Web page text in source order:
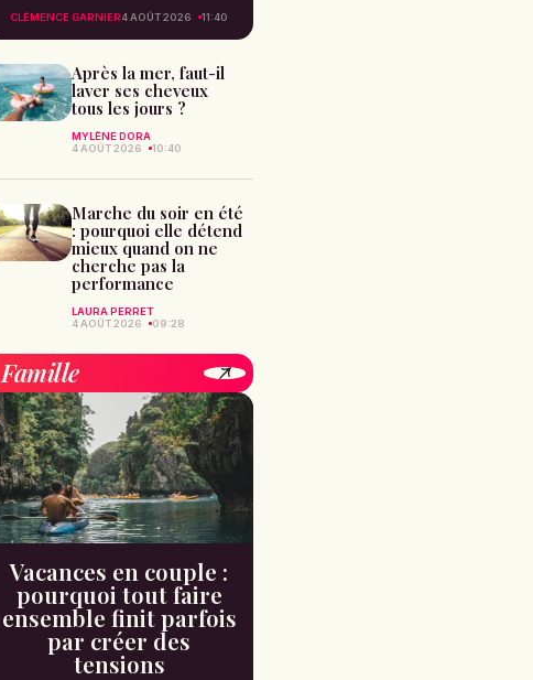
CLÉMENCE GARNIER4 AOÛT 2026 11:40
Après la mer, faut-il
laver ses cheveux
tous les jours ?
MYLÈNE DORA
4 AOÛT 2026
10:40
Marche du soir en été
: pourquoi elle détend
mieux quand on ne
cherche pas la
performance
LAURA PERRET
4 AOÛT 2026
09:28
Famille
Vacances en couple :
pourquoi tout faire
ensemble finit parfois
par créer des
tensions